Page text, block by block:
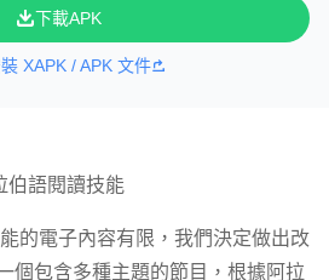
下載APK
XAPK / APK 文件
伯語閱讀技能
的電子內容有限，我們決定做出改
個包含多種主題的節目，根據阿拉